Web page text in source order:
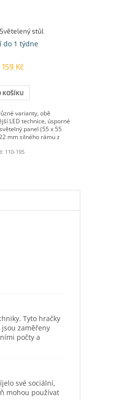
stůl
do 1 týdne
159 Kč
KOŠÍKU
varianty, obě
LED technice, úsporné
panel (55 x 55
mm silného rámu z
110-195
Tyto hračky
zaměřeny
počty a
své sociální,
mohou používat